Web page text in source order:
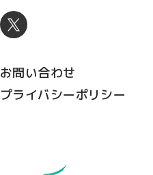
お問い合わせ
プライバシーポリシー